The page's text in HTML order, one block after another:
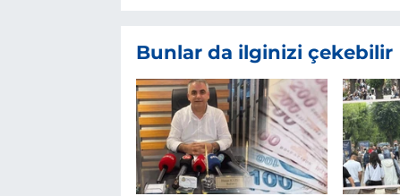
Bunlar da ilginizi çekebilir